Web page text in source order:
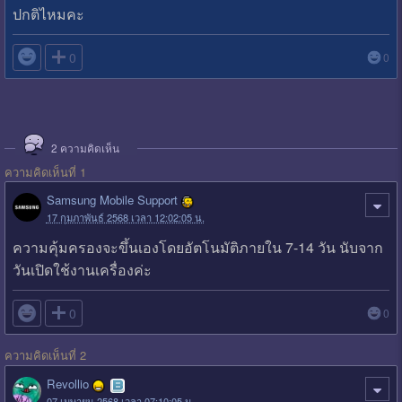
ปกติไหมคะ
 0 0
2 ความคิดเห็น
ความคิดเห็นที่ 1
Samsung Mobile Support
17 กุมภาพันธ์ 2568 เวลา 12:02:05 น.
ความคุ้มครองจะขึ้นเองโดยอัตโนมัติภายใน 7-14 วัน นับจาก
วันเปิดใช้งานเครื่องค่ะ
 0 0
ความคิดเห็นที่ 2
Revollio